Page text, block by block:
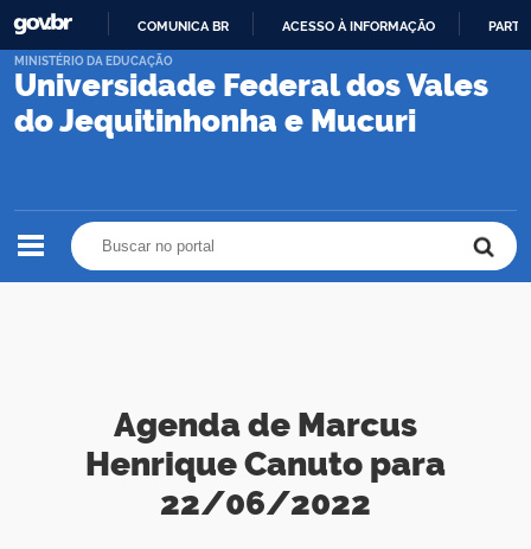
PARA
CONTEÚDO
COMUNICA BR ACESSO À INFORMAÇÃO
Universidade Federal dos Vales
do Jequitinhonha e Mucuri
MINISTÉRIO DA EDUCAÇÃO
Agenda de Marcus
Henrique Canuto para
22/06/2022